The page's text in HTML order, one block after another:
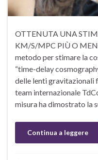
OTTENUTA UNA
KM/S/MPC PIÙ O
metodo per stimare la
“time-delay
delle lenti gravitazionali
team internazionale
misura ha dimostrato la
Continua a leggere